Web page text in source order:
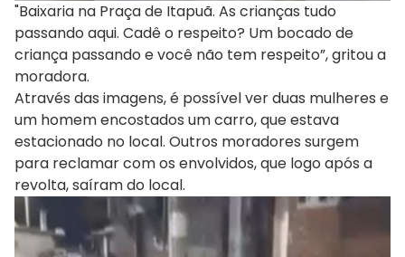
"Baixaria na Praça de Itapuã. As crianças tudo
passando aqui. Cadê o respeito? Um bocado de
criança passando e você não tem respeito”, gritou a
moradora.
Através das imagens, é possível ver duas mulheres e
um homem encostados um carro, que estava
estacionado no local. Outros moradores surgem
para reclamar com os envolvidos, que logo após a
revolta, saíram do local.